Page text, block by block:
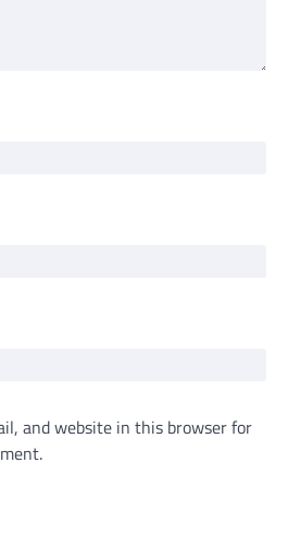
and website in this browser for